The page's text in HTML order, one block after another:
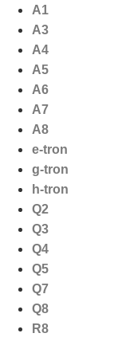
naar
inhoud
A1
A3
A4
A5
A6
A7
A8
e-tron
g-tron
h-tron
Q2
Q3
Q4
Q5
Q7
Q8
R8